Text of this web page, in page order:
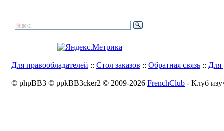
Для правообладателей :: Стол заказов :: Обратная связь :: Для
© phpBB3 © ppkBB3cker2 © 2009-2026 FrenchClub - Клуб